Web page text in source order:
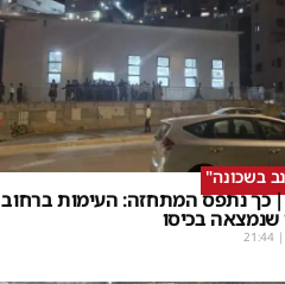
בשכונה"
| כך נתפס המתחזה: העימות ברחוב
שנמצאה בכיסו
|
21:44